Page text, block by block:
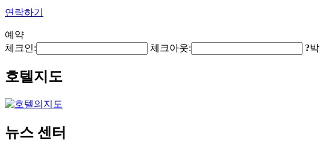
연락하기
예약
체크인:
체크아웃: ?박
호텔지도
뉴스 센터